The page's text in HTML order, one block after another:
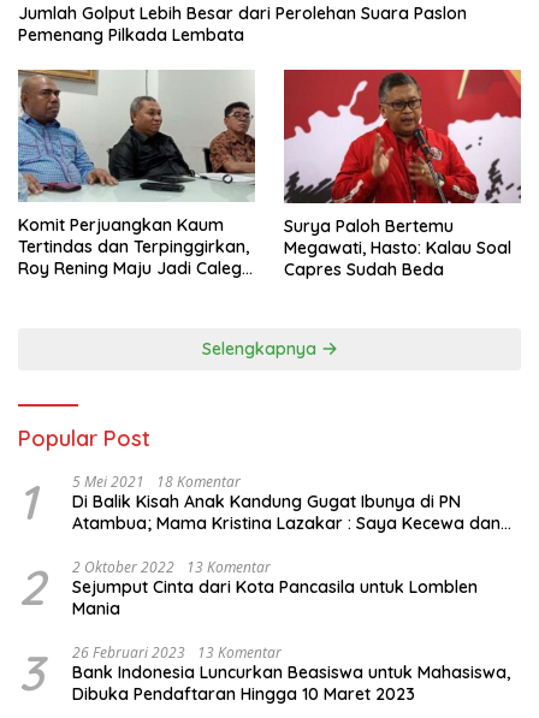
Jumlah Golput Lebih Besar dari Perolehan Suara Paslon
Pemenang Pilkada Lembata
Komit Perjuangkan Kaum
Tertindas dan Terpinggirkan,
Roy Rening Maju Jadi Caleg
Surya Paloh Bertemu
Megawati, Hasto: Kalau Soal
Capres Sudah Beda
Selengkapnya
Popular Post
1 5 Mei 2021 18 Komentar
Di Balik Kisah Anak Kandung Gugat Ibunya di PN
Atambua; Mama Kristina Lazakar : Saya Kecewa dan
2 2 Oktober 2022 13 Komentar
Sejumput Cinta dari Kota Pancasila untuk Lomblen
Mania
3 26 Februari 2023 13 Komentar
Bank Indonesia Luncurkan Beasiswa untuk Mahasiswa,
Dibuka Pendaftaran Hingga 10 Maret 2023